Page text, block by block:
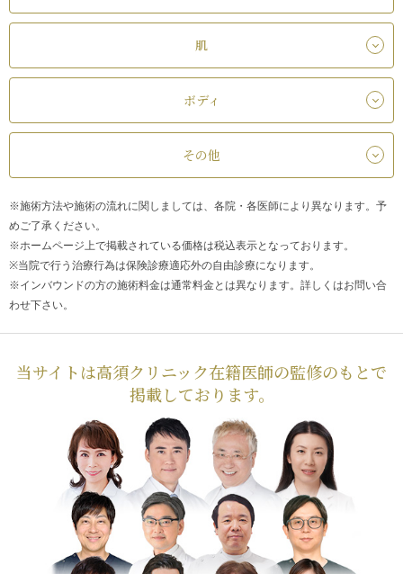
肌
ボディ
その他
※施術方法や施術の流れに関しましては、各院・各医師により異なります。予
めご了承ください。
※ホームページ上で掲載されている価格は税込表示となっております。
※当院で行う治療行為は保険診療適応外の自由診療になります。
※インバウンドの方の施術料金は通常料金とは異なります。詳しくはお問い合
わせ下さい。
当サイトは高須クリニック在籍医師の監修のもとで
掲載しております。